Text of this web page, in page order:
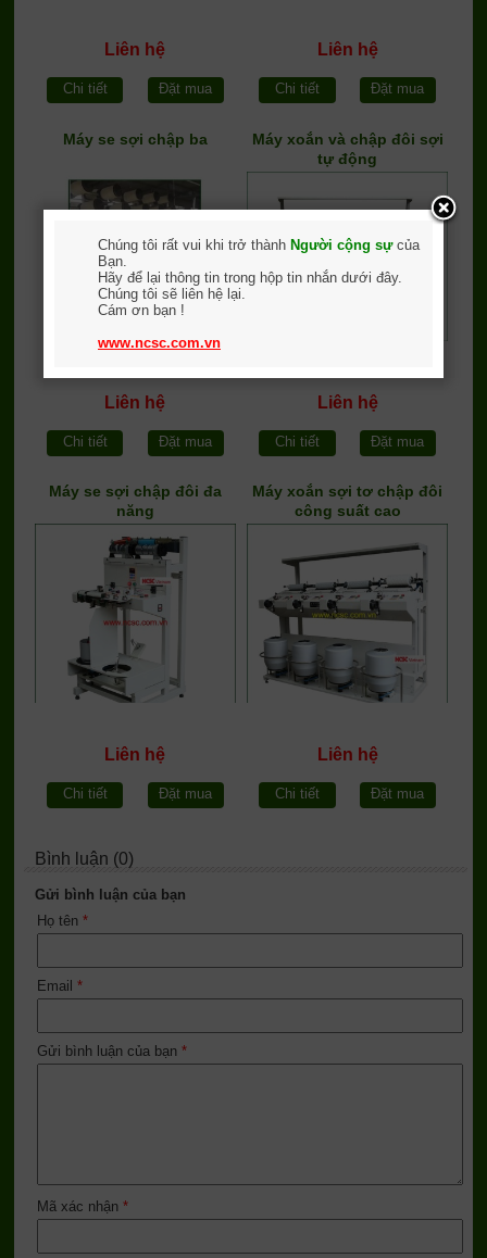
Liên hệ
Chi tiết Đặt mua
Liên hệ
Chi tiết Đặt mua
Máy se sợi chập ba
Liên hệ
Chi tiết Đặt mua
Máy xoắn và chập đôi sợi
tự động
Liên hệ
Chi tiết Đặt mua
Máy se sợi chập đôi đa
năng
Liên hệ
Chi tiết Đặt mua
Máy xoắn sợi tơ chập đôi
công suất cao
Liên hệ
Chi tiết Đặt mua
Bình luận (0)
Gửi bình luận của bạn
Họ tên *
Email *
Gửi bình luận của bạn *
Mã xác nhận *
Chúng tôi rất vui khi trở thành Người cộng sựcủa
Bạn.
Hãy để lại thông tin trong hộp tin nhắn dưới đây.
Chúng tôi sẽ liên hệ lại.
Cám ơn bạn !
www.ncsc.com.vn